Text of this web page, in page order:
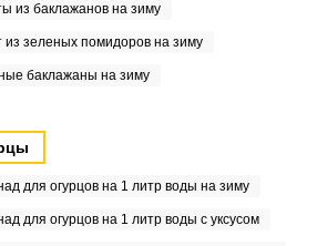
из баклажанов на зиму
из зеленых помидоров на зиму
баклажаны на зиму
для огурцов на 1 литр воды на зиму
для огурцов на 1 литр воды с уксусом